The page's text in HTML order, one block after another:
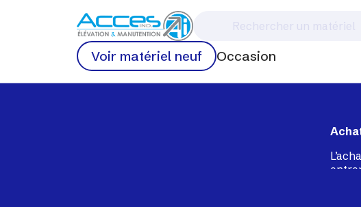
Voir matériel neuf Occasion